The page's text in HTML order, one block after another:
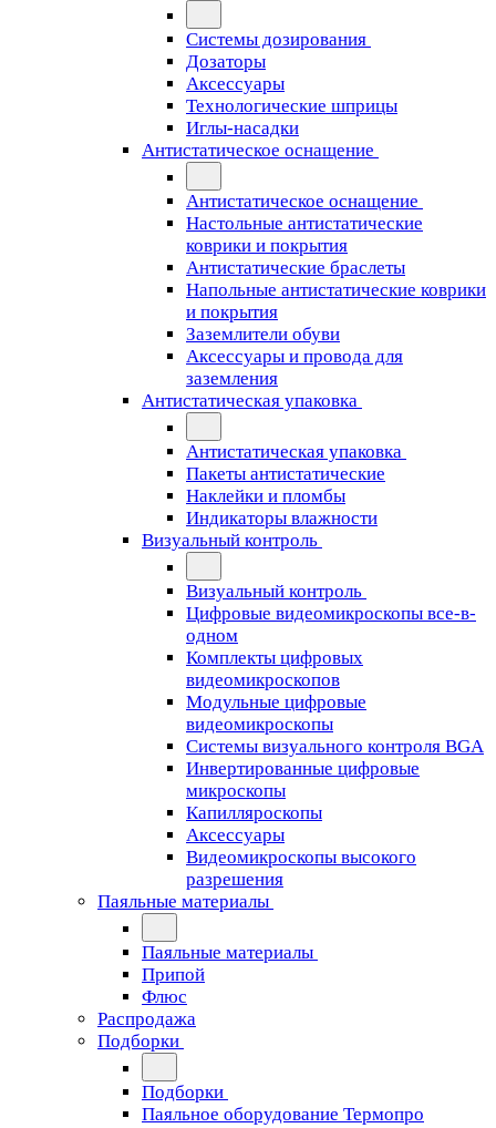
Системы дозирования
Дозаторы
Аксессуары
Технологические шприцы
Иглы-насадки
Антистатическое оснащение
Антистатическое оснащение
Настольные антистатические
коврики и покрытия
Антистатические браслеты
Напольные антистатические коврики
и покрытия
Заземлители обуви
Аксессуары и провода для
заземления
Антистатическая упаковка
Антистатическая упаковка
Пакеты антистатические
Наклейки и пломбы
Индикаторы влажности
Визуальный контроль
Визуальный контроль
Цифровые видеомикроскопы все-в-
одном
Комплекты цифровых
видеомикроскопов
Модульные цифровые
видеомикроскопы
Cистемы визуального контроля BGA
Инвертированные цифровые
микроскопы
Капилляроскопы
Аксессуары
Видеомикроскопы высокого
разрешения
Паяльные материалы
Паяльные материалы
Припой
Флюс
Распродажа
Подборки
Подборки
Паяльное оборудование Термопро